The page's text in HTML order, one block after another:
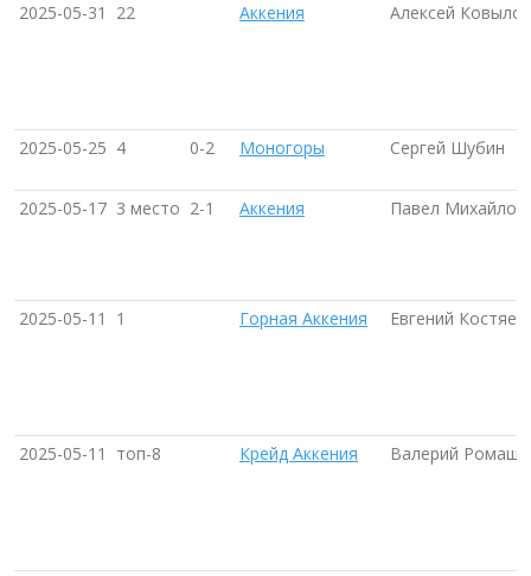
2025-05-31 22 Аккения Алексей
2025-05-25 4 0-2 Моногоры Сергей Шубин
2025-05-17 3 место 2-1 Аккения Павел Михайлов
2025-05-11 1 Горная Аккения Евгений
2025-05-11 топ-8 Крейд Аккения Валерий